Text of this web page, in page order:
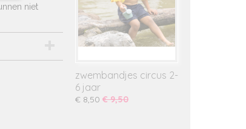
niet
zwembandjes circus 2-
6 jaar
€ 8,50 € 9,50